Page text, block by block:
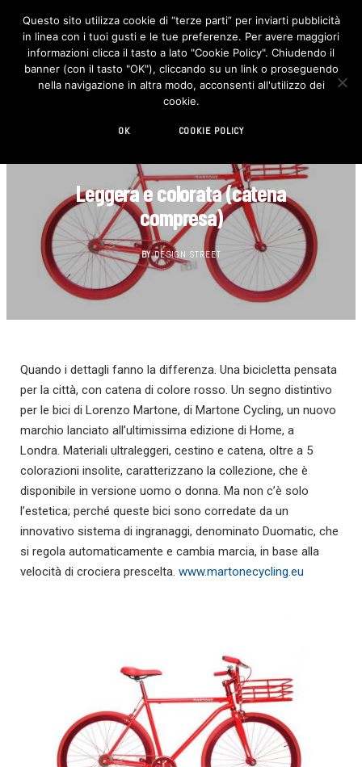
F
c
e
b
o
I
n
s
t
Leggera e colorata (catena
compresa)
BY DESIGN STREET
Quando i dettagli fanno la differenza. Una bicicletta pensata
per la città, con catena di colore rosso. Un segno distintivo
per le bici di Lorenzo Martone, di Martone Cycling, un nuovo
marchio lanciato all’ultimissima edizione di Home, a
Londra. Materiali ultraleggeri, cestino e catena, oltre a 5
colorazioni insolite, caratterizzano la collezione, che è
disponibile in versione uomo o donna. Ma non c’è solo
l’estetica; perché queste bici sono corredate da un
innovativo sistema di ingranaggi, denominato Duomatic, che
si regola automaticamente e cambia marcia, in base alla
velocità di crociera prescelta. www.martonecycling.eu
Questo sito utilizza cookie di “terze parti” per inviarti pubblicità
in linea con i tuoi gusti e le tue preferenze. Per avere maggiori
informazioni clicca il tasto a lato "Cookie Policy". Chiudendo il
banner (con il tasto "OK"), cliccando su un link o proseguendo
nella navigazione in altra modo, acconsenti all'utilizzo dei
cookie.
OK COOKIE POLICY